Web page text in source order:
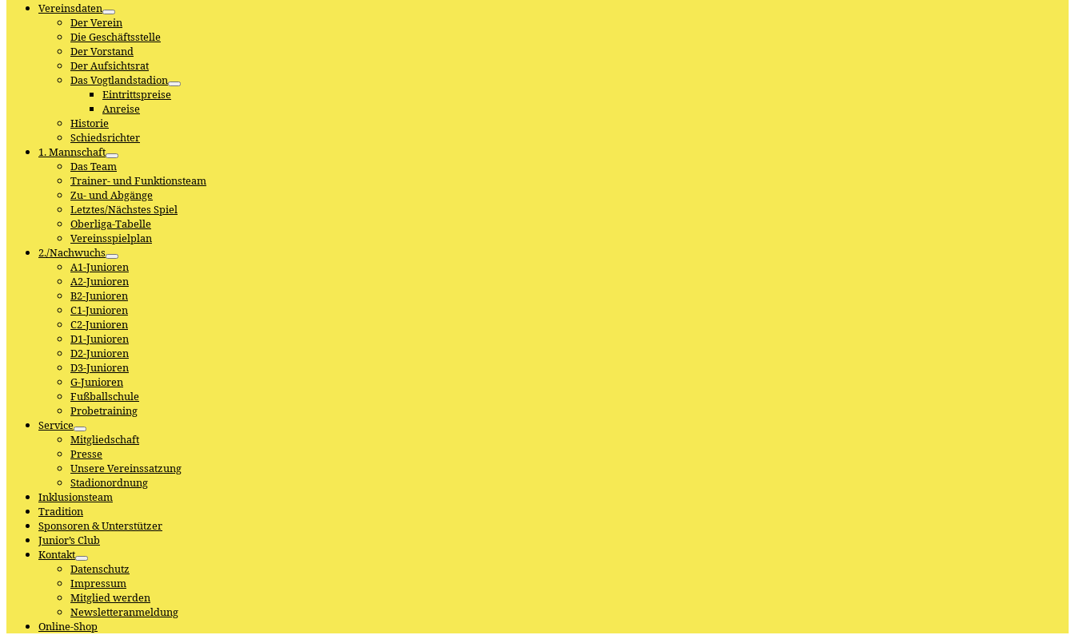
Vereinsdaten
Der Verein
Die Geschäftsstelle
Der Vorstand
Der Aufsichtsrat
Das Vogtlandstadion
Eintrittspreise
Anreise
Historie
Schiedsrichter
1. Mannschaft
Das Team
Trainer- und Funktionsteam
Zu- und Abgänge
Letztes/Nächstes Spiel
Oberliga-Tabelle
Vereinsspielplan
2./Nachwuchs
A1-Junioren
A2-Junioren
B2-Junioren
C1-Junioren
C2-Junioren
D1-Junioren
D2-Junioren
D3-Junioren
G-Junioren
Fußballschule
Probetraining
Service
Mitgliedschaft
Presse
Unsere Vereinssatzung
Stadionordnung
Inklusionsteam
Tradition
Sponsoren & Unterstützer
Junior’s Club
Kontakt
Datenschutz
Impressum
Mitglied werden
Newsletteranmeldung
Online-Shop